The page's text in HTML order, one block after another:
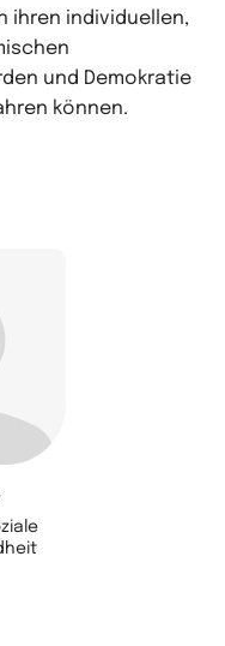
ihren individuellen,
und Demokratie
können.